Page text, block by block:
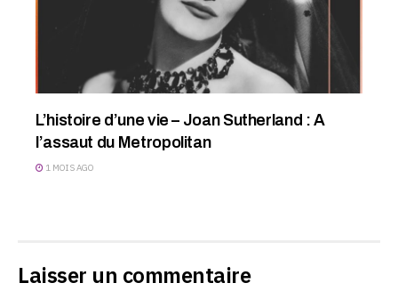
L’histoire d’une vie – Joan Sutherland : A
l’assaut du Metropolitan
1 MOIS AGO
Laisser un commentaire